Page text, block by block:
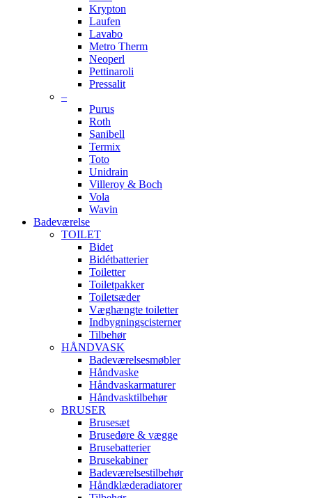
Krypton
Laufen
Lavabo
Metro Therm
Neoperl
Pettinaroli
Pressalit
–
Purus
Roth
Sanibell
Termix
Toto
Unidrain
Villeroy & Boch
Vola
Wavin
Badeværelse
TOILET
Bidet
Bidétbatterier
Toiletter
Toiletpakker
Toiletsæder
Væghængte toiletter
Indbygningscisterner
Tilbehør
HÅNDVASK
Badeværelsesmøbler
Håndvaske
Håndvaskarmaturer
Håndvasktilbehør
BRUSER
Brusesæt
Brusedøre & vægge
Brusebatterier
Brusekabiner
Badeværelsestilbehør
Håndklæderadiatorer